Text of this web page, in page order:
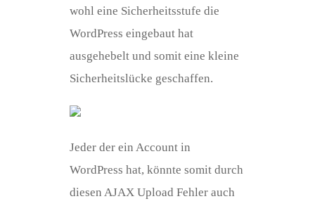
wohl eine Sicherheitsstufe die
WordPress eingebaut hat
ausgehebelt und somit eine kleine
Sicherheitslücke geschaffen.
Jeder der ein Account in
WordPress hat, könnte somit durch
diesen AJAX Upload Fehler auch